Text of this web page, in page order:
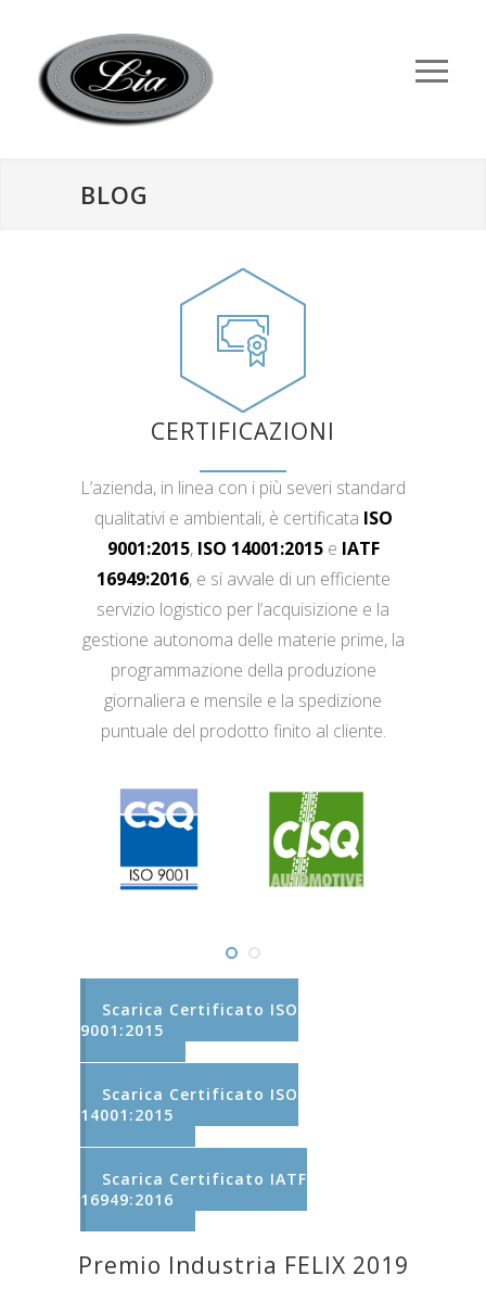
BLOG
CERTIFICAZIONI
L’azienda, in linea con i più severi standard
qualitativi e ambientali, è certificata ISO
9001:2015, ISO 14001:2015e IATF
16949:2016, e si avvale di un efficiente
servizio logistico per l’acquisizione e la
gestione autonoma delle materie prime, la
programmazione della produzione
giornaliera e mensile e la spedizione
puntuale del prodotto finito al cliente.
Scarica Certificato ISO
9001:2015
Scarica Certificato ISO
14001:2015
Scarica Certificato IATF
16949:2016
Premio Industria FELIX 2019